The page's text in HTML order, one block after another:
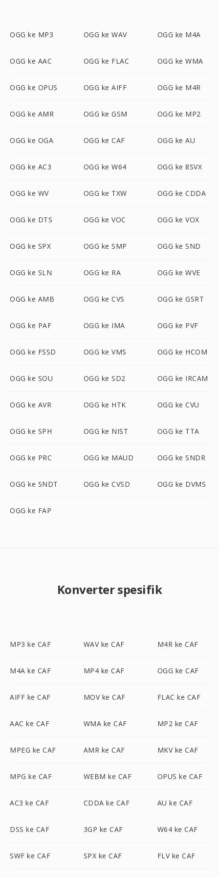
OGG ke MP3 OGG ke WAV OGG ke M4A
OGG ke AAC OGG ke FLAC OGG ke WMA
OGG ke OPUS OGG ke AIFF OGG ke M4R
OGG ke AMR OGG ke GSM OGG ke MP2
OGG ke OGA OGG ke CAF OGG ke AU
OGG ke AC3 OGG ke W64 OGG ke 8SVX
OGG ke WV OGG ke TXW OGG ke CDDA
OGG ke DTS OGG ke VOC OGG ke VOX
OGG ke SPX OGG ke SMP OGG ke SND
OGG ke SLN OGG ke RA OGG ke WVE
OGG ke AMB OGG ke CVS OGG ke GSRT
OGG ke PAF OGG ke IMA OGG ke PVF
OGG ke FSSD OGG ke VMS OGG ke HCOM
OGG ke SOU OGG ke SD2 OGG ke IRCAM
OGG ke AVR OGG ke HTK OGG ke CVU
OGG ke SPH OGG ke NIST OGG ke TTA
OGG ke PRC OGG ke MAUD OGG ke SNDR
OGG ke SNDT OGG ke CVSD OGG ke DVMS
OGG ke FAP
Konverter spesifik
MP3 ke CAF WAV ke CAF M4R ke CAF
M4A ke CAF MP4 ke CAF OGG ke CAF
AIFF ke CAF MOV ke CAF FLAC ke CAF
AAC ke CAF WMA ke CAF MP2 ke CAF
MPEG ke CAF AMR ke CAF MKV ke CAF
MPG ke CAF WEBM ke CAF OPUS ke CAF
AC3 ke CAF CDDA ke CAF AU ke CAF
DSS ke CAF 3GP ke CAF W64 ke CAF
SWF ke CAF SPX ke CAF FLV ke CAF